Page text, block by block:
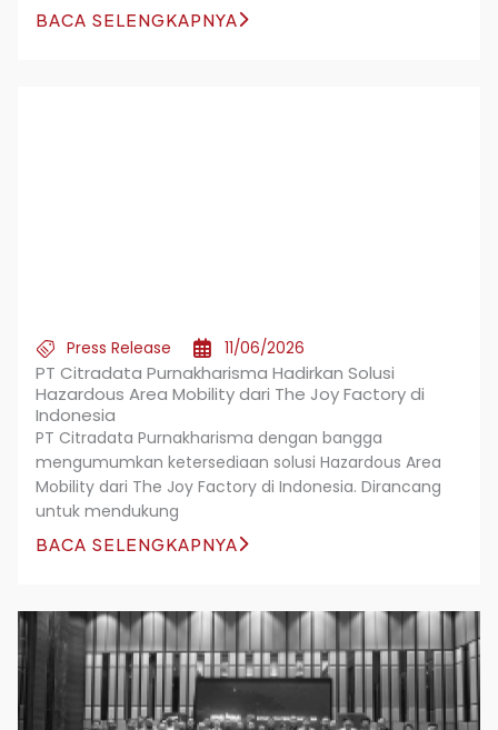
BACA SELENGKAPNYA
Press Release 11/06/2026
PT Citradata Purnakharisma Hadirkan Solusi
Hazardous Area Mobility dari The Joy Factory di
Indonesia
PT Citradata Purnakharisma dengan bangga
mengumumkan ketersediaan solusi Hazardous Area
Mobility dari The Joy Factory di Indonesia. Dirancang
untuk mendukung
BACA SELENGKAPNYA